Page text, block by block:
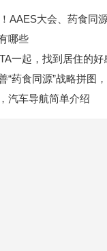
AAES大会、药食同
哪些
一起，找到居住的好
“药食同源”战略拼图
汽车导航简单介绍